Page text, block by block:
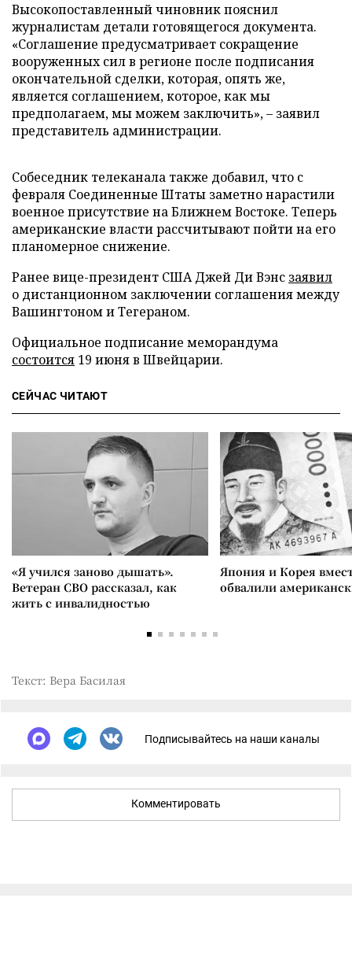
Высокопоставленный чиновник пояснил
журналистам детали готовящегося документа.
«Соглашение предусматривает сокращение
вооруженных сил в регионе после подписания
окончательной сделки, которая, опять же,
является соглашением, которое, как мы
предполагаем, мы можем заключить», – заявил
представитель администрации.
Собеседник телеканала также добавил, что с
февраля Соединенные Штаты заметно нарастили
военное присутствие на Ближнем Востоке. Теперь
американские власти рассчитывают пойти на его
планомерное снижение.
Ранее вице-президент США Джей Ди Вэнс заявил
о дистанционном заключении соглашения между
Вашингтоном и Тегераном.
Официальное подписание меморандума
состоится 19 июня в Швейцарии.
СЕЙЧАС ЧИТАЮТ
«Я учился заново дышать».
Ветеран СВО рассказал, как
жить с инвалидностью
Япония и Корея
обвалили
Текст: Вера Басилая
Подписывайтесь на наши каналы
Комментировать